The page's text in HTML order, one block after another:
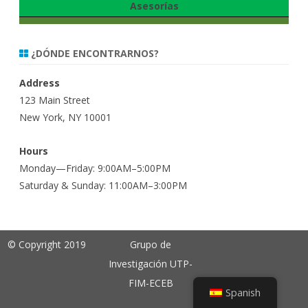
Asesorías
¿DÓNDE ENCONTRARNOS?
Address
123 Main Street
New York, NY 10001
Hours
Monday—Friday: 9:00AM–5:00PM
Saturday & Sunday: 11:00AM–3:00PM
© Copyright 2019
Grupo de
Investigación UTP-
FIM-ECEB
Spanish